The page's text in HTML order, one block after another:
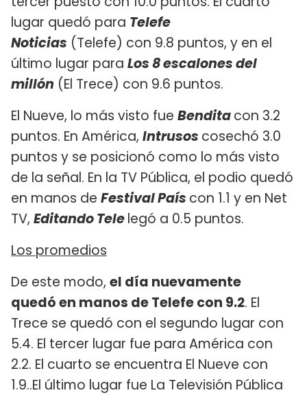
lugar quedó para Telefe
Noticias (Telefe) con 9.8 puntos, y en el
último lugar para Los 8 escalones del
millón (El Trece) con 9.6 puntos.
El Nueve, lo más visto fue Benditacon 3.2
puntos. En América, Intrusos cosechó 3.0
puntos y se posicionó como lo más visto
de la señal. En la TV Pública, el podio quedó
en manos de Festival País con 1.1 y en Net
TV, Editando Telelegó a 0.5 puntos.
Los promedios
De este modo, el día nuevamente
quedó en manos de Telefe con 9.2. El
Trece se quedó con el segundo lugar con
5.4. El tercer lugar fue para América con
2.2. El cuarto se encuentra El Nueve con
1.9..El último lugar fue La Televisión Pública